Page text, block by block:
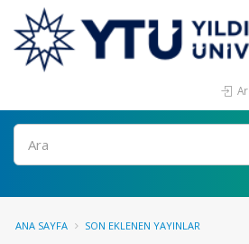
Ara
ANA SAYFA SON EKLENEN YAYINLAR